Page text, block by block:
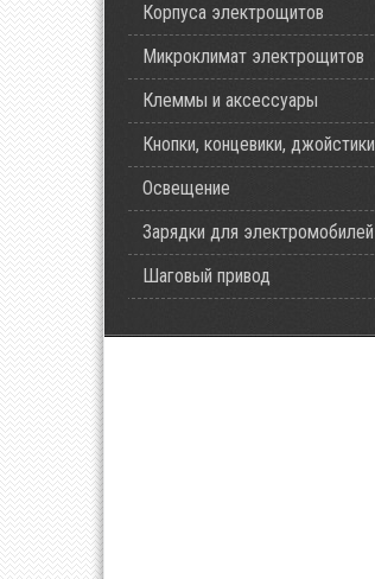
Корпуса электрощитов
Микроклимат электрощитов
Клеммы и аксессуары
Кнопки, концевики, джойстики
Освещение
Зарядки для электромобилей
Шаговый привод